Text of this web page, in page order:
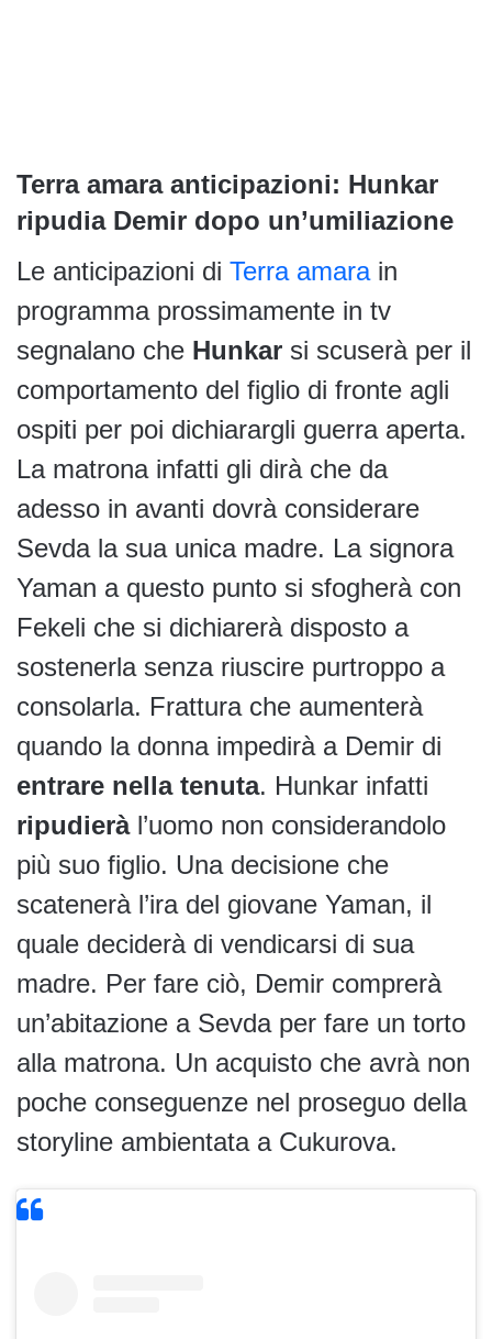
Terra amara anticipazioni: Hunkar
ripudia Demir dopo un’umiliazione
Le anticipazioni di Terra amarain
programma prossimamente in tv
segnalano che Hunkar si scuserà per il
comportamento del figlio di fronte agli
ospiti per poi dichiarargli guerra aperta.
La matrona infatti gli dirà che da
adesso in avanti dovrà considerare
Sevda la sua unica madre. La signora
Yaman a questo punto si sfogherà con
Fekeli che si dichiarerà disposto a
sostenerla senza riuscire purtroppo a
consolarla. Frattura che aumenterà
quando la donna impedirà a Demir di
entrare nella tenuta. Hunkar infatti
ripudieràl’uomo non considerandolo
più suo figlio. Una decisione che
scatenerà l’ira del giovane Yaman, il
quale deciderà di vendicarsi di sua
madre. Per fare ciò, Demir comprerà
un’abitazione a Sevda per fare un torto
alla matrona. Un acquisto che avrà non
poche conseguenze nel proseguo della
storyline ambientata a Cukurova.